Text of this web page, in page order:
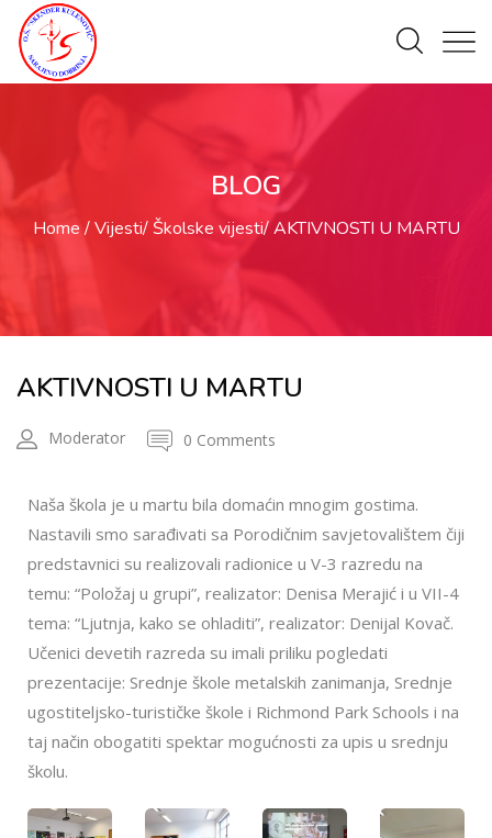
BLOG
Home Vijesti Školske vijesti AKTIVNOSTI U MARTU
AKTIVNOSTI U MARTU
Moderator 0 Comments
Naša škola je u martu bila domaćin mnogim gostima.
Nastavili smo sarađivati sa Porodičnim savjetovalištem čiji
predstavnici su realizovali radionice u V-3 razredu na
temu: “Položaj u grupi”, realizator: Denisa Merajić i u VII-4
tema: “Ljutnja, kako se ohladiti”, realizator: Denijal Kovač.
Učenici devetih razreda su imali priliku pogledati
prezentacije: Srednje škole metalskih zanimanja, Srednje
ugostiteljsko-turističke škole i Richmond Park Schools i na
taj način obogatiti spektar mogućnosti za upis u srednju
školu.